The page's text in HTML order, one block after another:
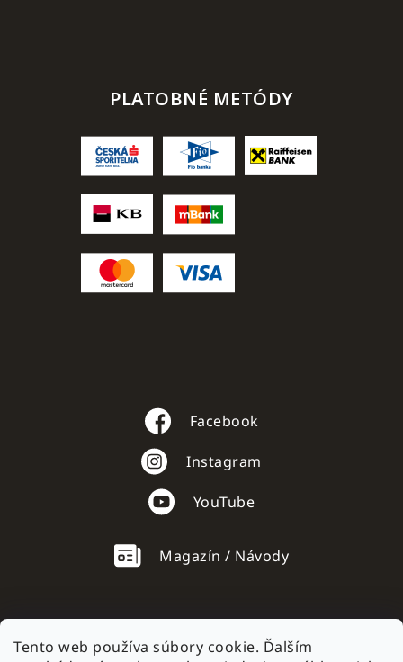
Tento web používa súbory cookie. Ďalším
PLATOBNÉ METÓDY
Facebook
Instagram
YouTube
Magazín / Návody